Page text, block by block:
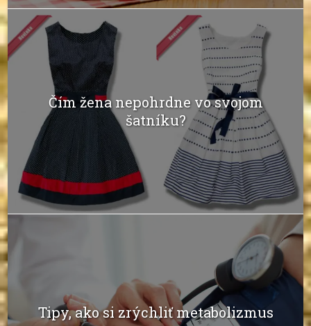
Čím žena nepohrdne vo svojom
šatníku?
Tipy, ako si zrýchliť metabolizmus